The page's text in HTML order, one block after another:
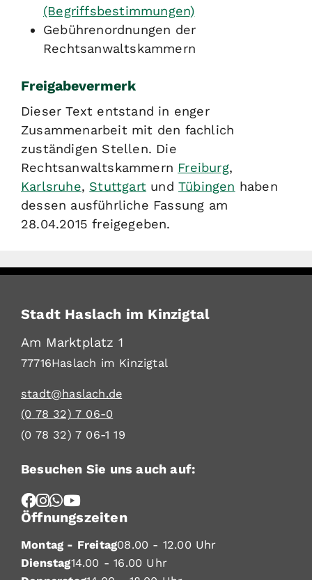
(Begriffsbestimmungen)
Gebührenordnungen der
Rechtsanwaltskammern
Freigabevermerk
Dieser Text entstand in enger
Zusammenarbeit mit den fachlich
zuständigen Stellen. Die
Rechtsanwaltskammern Freiburg,
Karlsruhe, Stuttgart undTübingen haben
dessen ausführliche Fassung am
28.04.2015 freigegeben.
Stadt Haslach im Kinzigtal
Am Marktplatz 1
77716Haslach im Kinzigtal
stadt@haslach.de
(0 78 32) 7 06-0
(0 78 32) 7 06-1 19
Besuchen Sie uns auch auf:
Öffnungszeiten
Montag - Freitag08.00 - 12.00 Uhr
Dienstag14.00 - 16.00 Uhr